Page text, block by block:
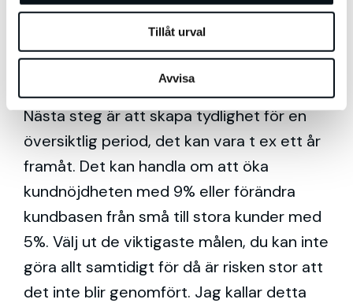
Tillåt urval
Avvisa
makro-perspektiv) och var vill vi vara om
säg 5 år? Jag kallar detta för de mätbara
. Det ärvarför
Nästa steg är att skapa tydlighet för en
översiktlig period, det kan vara t ex ett år
framåt. Det kan handla om att öka
kundnöjdheten med 9% eller förändra
kundbasen från små till stora kunder med
5%. Välj ut de viktigaste målen, du kan inte
göra allt samtidigt för då är risken stor att
det inte blir genomfört. Jag kallar detta